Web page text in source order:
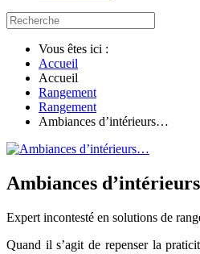
Vous êtes ici :
Accueil
Accueil
Rangement
Rangement
Ambiances d’intérieurs…
Ambiances
Expert incontesté en solutions de
Quand il s’agit de repenser la